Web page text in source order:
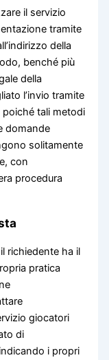
il servizio
tramite
della
benché più
della
l’invio tramite
tali metodi
domande
solitamente
con
procedura
richiedente ha il
pratica
giocatori
di
i propri